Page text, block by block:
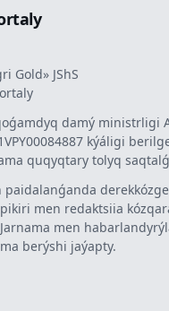
Gold» JShS
damý ministrligi
kýáligi
quqyqtary tolyq
men redaktsiia
men
berýshi jaýapty.